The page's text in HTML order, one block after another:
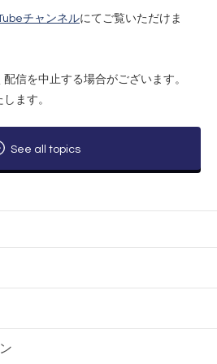
チャンネルにてご覧いただけま
信を中止する場合がございます。
ます。
See all topics